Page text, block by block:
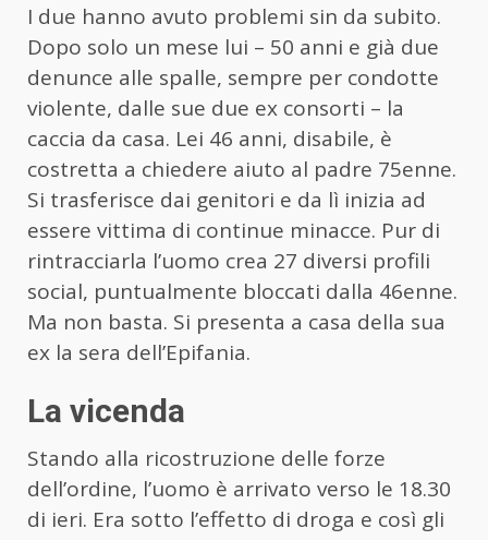
I due hanno avuto problemi sin da subito.
Dopo solo un mese lui – 50 anni e già due
denunce alle spalle, sempre per condotte
violente, dalle sue due ex consorti – la
caccia da casa. Lei 46 anni, disabile, è
costretta a chiedere aiuto al padre 75enne.
Si trasferisce dai genitori e da lì inizia ad
essere vittima di continue minacce. Pur di
rintracciarla l’uomo crea 27 diversi profili
social, puntualmente bloccati dalla 46enne.
Ma non basta. Si presenta a casa della sua
ex la sera dell’Epifania.
La vicenda
Stando alla ricostruzione delle forze
dell’ordine, l’uomo è arrivato verso le 18.30
di ieri. Era sotto l’effetto di droga e così gli